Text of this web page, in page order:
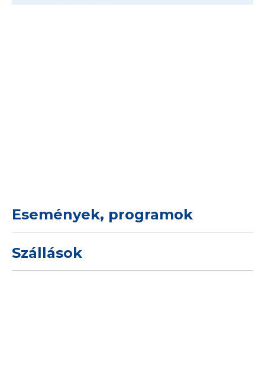
Események, programok
Szállások